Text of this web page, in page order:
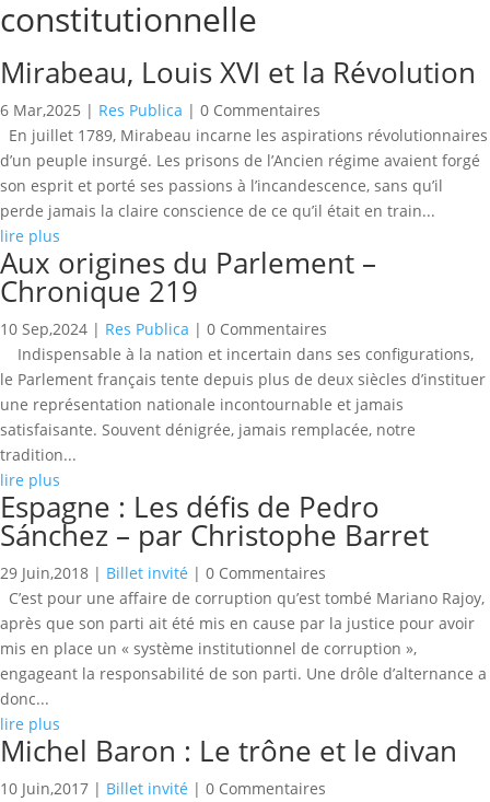
constitutionnelle
Mirabeau, Louis XVI et la Révolution
6 Mar,2025 | Res Publica | 0 Commentaires
En juillet 1789, Mirabeau incarne les aspirations révolutionnaires
d’un peuple insurgé. Les prisons de l’Ancien régime avaient forgé
son esprit et porté ses passions à l’incandescence, sans qu’il
perde jamais la claire conscience de ce qu’il était en train...
lire plus
Aux origines du Parlement –
Chronique 219
10 Sep,2024 | Res Publica | 0 Commentaires
Indispensable à la nation et incertain dans ses configurations,
le Parlement français tente depuis plus de deux siècles d’instituer
une représentation nationale incontournable et jamais
satisfaisante. Souvent dénigrée, jamais remplacée, notre
tradition...
lire plus
Espagne : Les défis de Pedro
Sánchez – par Christophe Barret
29 Juin,2018 | Billet invité | 0 Commentaires
C’est pour une affaire de corruption qu’est tombé Mariano Rajoy,
après que son parti ait été mis en cause par la justice pour avoir
mis en place un « système institutionnel de corruption »,
engageant la responsabilité de son parti. Une drôle d’alternance a
donc...
lire plus
Michel Baron : Le trône et le divan
10 Juin,2017 | Billet invité | 0 Commentaires